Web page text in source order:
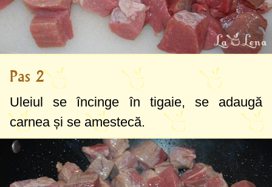
Pas 2
Uleiul se încinge în tigaie, se adaugă
carnea și se amestecă.